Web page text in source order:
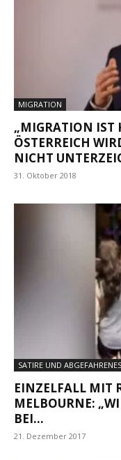
MIGRATION
„MIGRATION IST
ÖSTERREICH
NICHT
31. Oktober 2018
SATIRE UND ABGEFAHRENES
EINZELFALL MIT
MELBOURNE:
BEI...
21. Dezember 2017